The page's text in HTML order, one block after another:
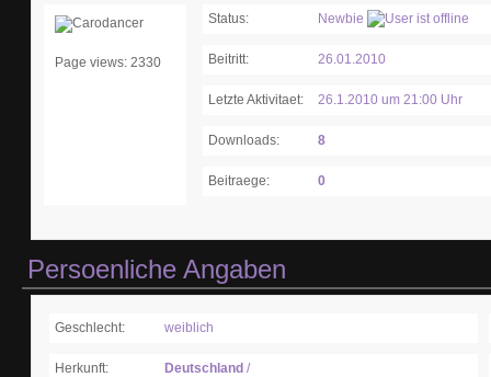
Page views: 2330
Status: Newbie
Beitritt: 26.01.2010
Letzte Aktivitaet: 26.1.2010 um 21:00 Uhr
Downloads: 8
Beitraege: 0
Persoenliche Angaben
Geschlecht: weiblich
Herkunft: Deutschland /